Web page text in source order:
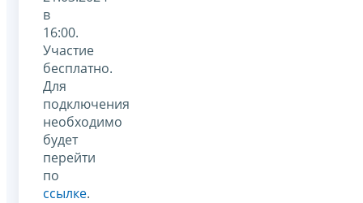
в
16:00.
Участие
бесплатно.
Для
подключения
необходимо
будет
перейти
по
ссылке.